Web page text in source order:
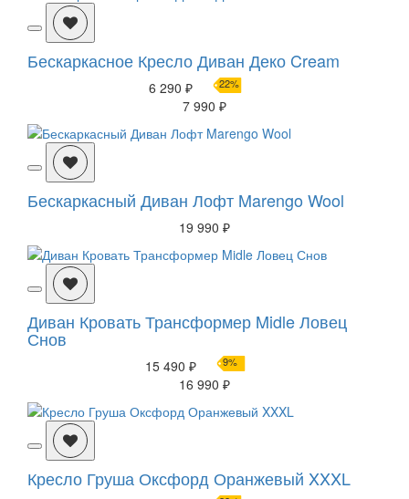
Бескаркасное Кресло Диван Деко Cream
6 290 ₽ 22%
7 990 ₽
Бескаркасный Диван Лофт Marengo Wool
19 990 ₽
Диван Кровать Трансформер Midle Ловец
Снов
15 490 ₽ 9%
16 990 ₽
Кресло Груша Оксфорд Оранжевый XXXL